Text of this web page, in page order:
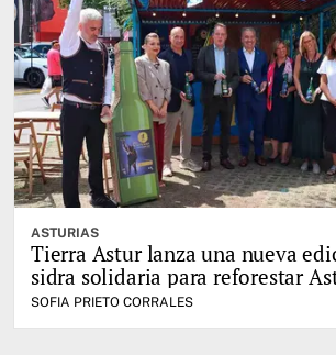
ASTURIAS
Tierra Astur lanza una nueva
sidra solidaria para reforestar
SOFIA PRIETO CORRALES